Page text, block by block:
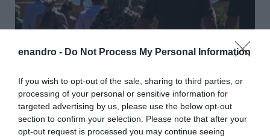
enandro - Do Not Process My Personal Information
If you wish to opt-out of the sale, sharing to third parties, or
processing of your personal or sensitive information for
targeted advertising by us, please use the below opt-out
section to confirm your selection. Please note that after your
opt-out request is processed you may continue seeing